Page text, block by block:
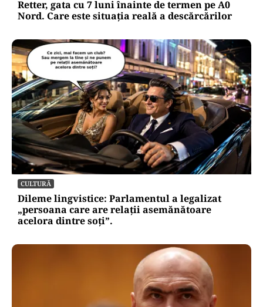
Retter, gata cu 7 luni înainte de termen pe A0
Nord. Care este situația reală a descărcărilor
CULTURĂ
Dileme lingvistice: Parlamentul a legalizat
„persoana care are relații asemănătoare
acelora dintre soți”.